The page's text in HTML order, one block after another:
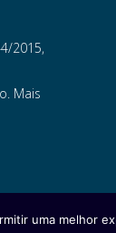
2015,
Mais
| Todos os
uma melhor